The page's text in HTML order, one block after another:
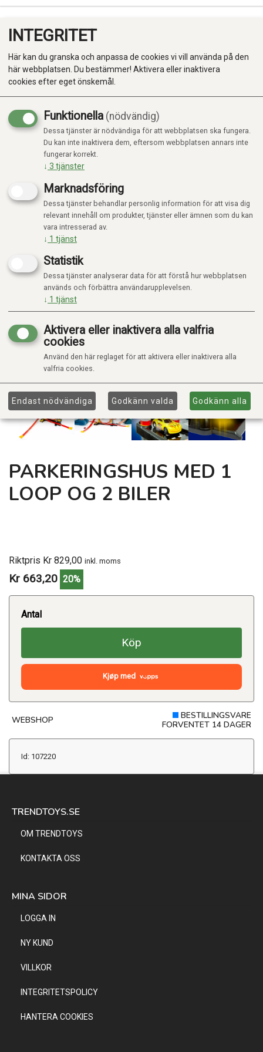
Produkter
Kategorier
Kampanj
PARKERINGSHUS MED 1
LOOP OG 2 BILER
Riktpris Kr 829,00 inkl. moms
Kr 663,20 20%
Antal
Köp
Kjøp med
WEBSHOP
BESTILLINGSVARE
FORVENTET 14 DAGER
Id: 107220
TRENDTOYS.SE
OM TRENDTOYS
KONTAKTA OSS
MINA SIDOR
LOGGA IN
NY KUND
VILLKOR
INTEGRITETSPOLICY
HANTERA COOKIES
INTEGRITET
Här kan du granska och anpassa de cookies vi vill använda på den
här webbplatsen. Du bestämmer! Aktivera eller inaktivera
cookies efter eget önskemål.
Funktionella (nödvändig)
Dessa tjänster är nödvändiga för att webbplatsen ska fungera.
Du kan inte inaktivera dem, eftersom webbplatsen annars inte
fungerar korrekt.
↓ 3 tjänster
Marknadsföring
Dessa tjänster behandlar personlig information för att visa dig
relevant innehåll om produkter, tjänster eller ämnen som du kan
vara intresserad av.
↓ 1 tjänst
Statistik
Dessa tjänster analyserar data för att förstå hur webbplatsen
används och förbättra användarupplevelsen.
↓ 1 tjänst
Aktivera eller inaktivera alla valfria
cookies
Använd den här reglaget för att aktivera eller inaktivera alla
valfria cookies.
Endast nödvändiga Godkänn valda Godkänn alla